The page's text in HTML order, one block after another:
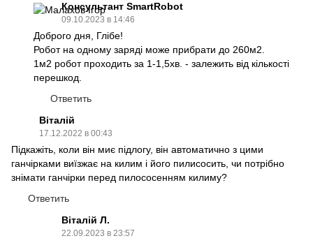
Консультант SmartRobot
09.10.2023 в 14:46
Доброго дня, Глібе!
Робот на одному заряді може прибрати до 260м2.
1м2 робот проходить за 1-1,5хв. - залежить від кількості
перешкод.
Ответить
Віталій
17.12.2022 в 00:43
Підкажіть, коли він миє підлогу, він автоматично з цими
ганчірками виїзжає на килим і його пилисосить, чи потрібно
знімати ганчірки перед пилососенням килиму?
Ответить
Віталій Л.
22.09.2023 в 23:57